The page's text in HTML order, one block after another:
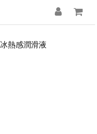
冰熱感潤滑液